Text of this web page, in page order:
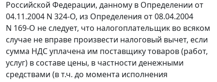
Российской Федерации, данному в Определении от
04.11.2004 N 324-О, из Определения от 08.04.2004
N 169-О не следует, что налогоплательщик во всяком
случае не вправе произвести налоговый вычет, если
сумма НДС уплачена им поставщику товаров (работ,
услуг) в составе цены, в частности денежными
средствами (в т.ч. до момента исполнения